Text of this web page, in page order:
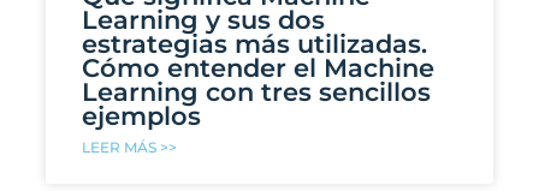
Learning y sus dos
estrategias más utilizadas.
Cómo entender el Machine
Learning con tres sencillos
ejemplos
LEER MÁS >>